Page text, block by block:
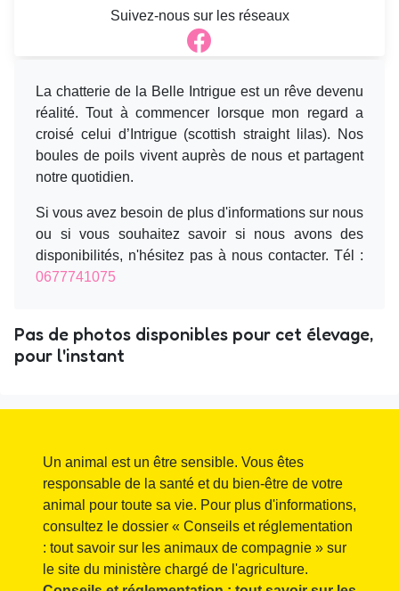
Suivez-nous sur les réseaux
La chatterie de la Belle Intrigue est un rêve devenu
réalité. Tout à commencer lorsque mon regard a
croisé celui d’Intrigue (scottish straight lilas). Nos
boules de poils vivent auprès de nous et partagent
notre quotidien.
Si vous avez besoin de plus d'informations sur nous
ou si vous souhaitez savoir si nous avons des
disponibilités, n'hésitez pas à nous contacter. Tél :
0677741075
Pas de photos disponibles pour cet élevage,
pour l'instant
Un animal est un être sensible. Vous êtes
responsable de la santé et du bien-être de votre
animal pour toute sa vie. Pour plus d'informations,
consultez le dossier « Conseils et réglementation
: tout savoir sur les animaux de compagnie » sur
le site du ministère chargé de l'agriculture.